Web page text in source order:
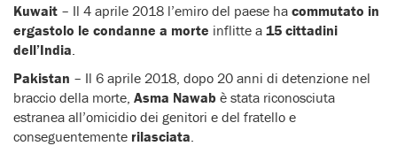
Kuwait – Il 4 aprile 2018 l’emiro del paese ha commutato in
ergastolo le condanne a morte inflitte a 15 cittadini
dell’India
Pakistan – Il 6 aprile 2018, dopo 20 anni di detenzione nel
braccio della morte, Asma Nawab è stata riconosciuta
estranea all’omicidio dei genitori e del fratello e
conseguentemente rilasciata